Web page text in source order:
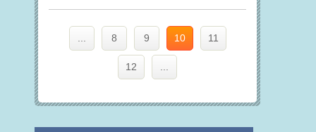
8 9 10 11
12